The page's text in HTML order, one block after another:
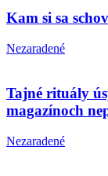
Kam si sa
Nezaradené
Tajné rituály
magazínoch
Nezaradené